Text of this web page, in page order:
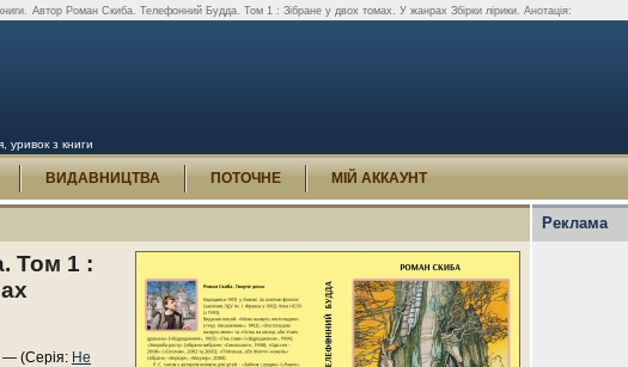
Автор Роман Скиба. Телефонний Будда. Том 1 : Зібране у двох томах. У жанрах Збірки лірики. Анотація:
з книги
ВИДАВНИЦТВА ПОТОЧНЕ МІЙ АККАУНТ
Том 1 :
— (Серія: Не
Реклама